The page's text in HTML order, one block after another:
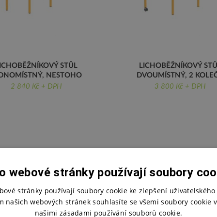
STŮL
NESTOHO
NESTOHOVATELNÝ
2 840 Kč + DPH
LICHOBĚŽNÍKOVÝ
DVOUMÍSTNÝ, 2
DVOUMÍSTNÝ, 2 KOLEČKA S
3 800 Kč + DPH
webové stránky používají soubory
stránky používají soubory cookie ke zlepšení
našich webových stránek souhlasíte se všemi soubory cookie
našimi zásadami používání souborů cookie.